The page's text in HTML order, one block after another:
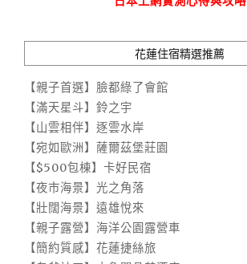
花蓮住宿精選推薦
【親子首選】臉都綠了會館
【滿天星斗】鈴之宇
【山雲相伴】逐雲水岸
【宛如歐洲】薩爾茲堡莊園
【$500包棟】卡好民宿
【夜市海景】光之角落
【壯闊海景】遠雄悅來
【親子露營】海洋公園露營車
【簡約質感】花蓮捷絲旅